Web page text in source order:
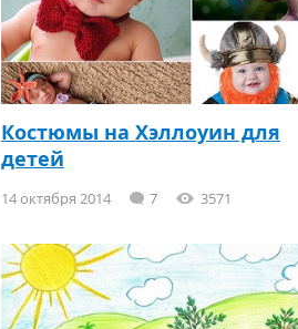
Костюмы на Хэллоуин для
детей
14 октября 2014 7 3571